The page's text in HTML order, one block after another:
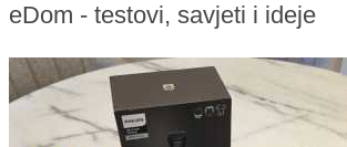
eDom - testovi, savjeti i ideje